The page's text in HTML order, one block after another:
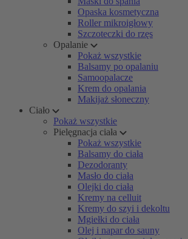
Opaska kosmetyczna
Roller mikroigłowy
Szczoteczki do rzęs
Opalanie
Pokaż wszystkie
Balsamy po opalaniu
Samoopalacze
Krem do opalania
Makijaż słoneczny
Ciało
Pokaż wszystkie
Pielęgnacja ciała
Pokaż wszystkie
Balsamy do ciała
Dezodoranty
Masło do ciała
Olejki do ciała
Kremy na celluit
Kremy do szyi i dekoltu
Mgiełki do ciała
Olej i napar do sauny